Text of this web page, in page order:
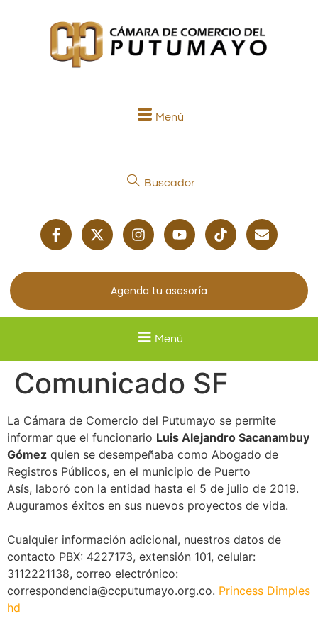
Menú
Buscador
Agenda tu asesoría
Menú
Comunicado SF
La Cámara de Comercio del Putumayo se permite
informar que el funcionario Luis Alejandro Sacanambuy
Gómez quien se desempeñaba como Abogado de
Registros Públicos, en el municipio de Puerto
Asís, laboró con la entidad hasta el 5 de julio de 2019.
Auguramos éxitos en sus nuevos proyectos de vida.
Cualquier información adicional, nuestros datos de
contacto PBX: 4227173, extensión 101, celular:
3112221138, correo electrónico:
correspondencia@ccputumayo.org.co. Princess Dimples
hd